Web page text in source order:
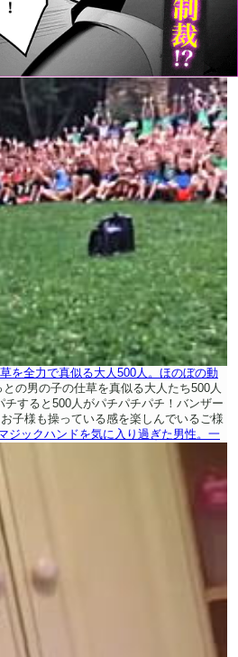
を全力で真似る大人500人。ほのぼの動
の男の子の仕草を真似る大人たち500人
すると500人がパチパチパチ！バンザー
子様も操っている感を楽しんでいるご様
ジックハンドを気に入り過ぎた男性。一